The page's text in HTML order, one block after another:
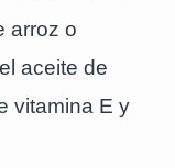
arroz o
aceite de
vitamina E y